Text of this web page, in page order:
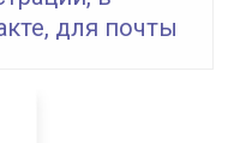
для почты